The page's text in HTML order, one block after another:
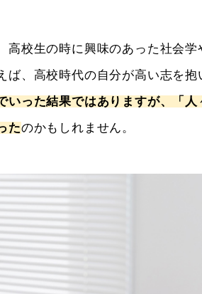
校生の時に興味のあった社会学
、高校時代の自分が高い志を抱
った結果ではありますが、「人
たのかもしれません。